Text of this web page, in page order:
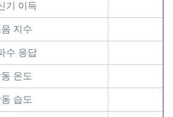
기 이득
지수
수 응답
온도
습도